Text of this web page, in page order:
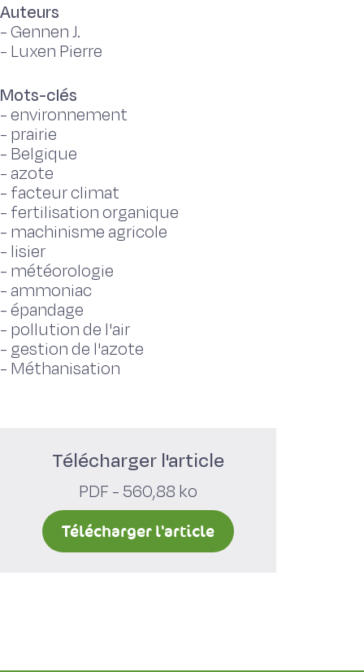
Auteurs
-Gennen J.
- Luxen Pierre
Mots-clés
-environnement
- prairie
- Belgique
- azote
- facteur climat
- fertilisation organique
- machinisme agricole
- lisier
- météorologie
- ammoniac
-épandage
- pollution de l'air
- gestion de l'azote
- Méthanisation
Télécharger l'article
PDF - 560,88 ko
Télécharger l'article